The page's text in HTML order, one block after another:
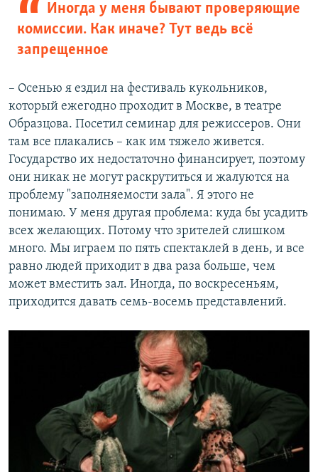
Иногда у меня бывают проверяющие
комиссии. Как иначе? Тут ведь всё
запрещенное
– Осенью я ездил на фестиваль кукольников,
который ежегодно проходит в Москве, в театре
Образцова. Посетил семинар для режиссеров. Они
там все плакались – как им тяжело живется.
Государство их недостаточно финансирует, поэтому
они никак не могут раскрутиться и жалуются на
проблему "заполняемости зала". Я этого не
понимаю. У меня другая проблема: куда бы усадить
всех желающих. Потому что зрителей слишком
много. Мы играем по пять спектаклей в день, и все
равно людей приходит в два раза больше, чем
может вместить зал. Иногда, по воскресеньям,
приходится давать семь-восемь представлений.